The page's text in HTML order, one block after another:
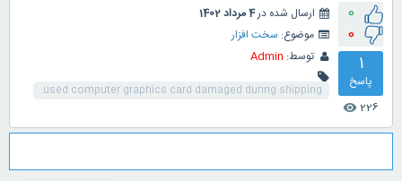
0
0
1
پاسخ
226
visibility
ارسال شده در4 مرداد 1402
موضوع: سخت افزار
توسط: Admin
used computer graphics card damaged during shipping.